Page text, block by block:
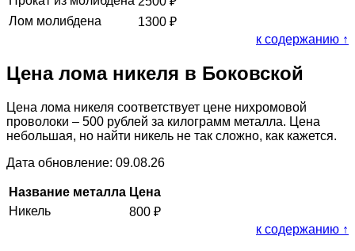
Лом молибдена
1300 ₽
к содержанию ↑
Цена лома никеля в Боковской
Цена лома никеля соответствует цене нихромовой
проволоки – 500 рублей за килограмм металла. Цена
небольшая, но найти никель не так сложно, как кажется.
Дата обновление: 09.08.26
Название металла Цена
Никель
800 ₽
к содержанию ↑